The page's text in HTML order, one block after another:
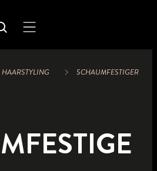
HAARSTYLING SCHAUMFESTIGER